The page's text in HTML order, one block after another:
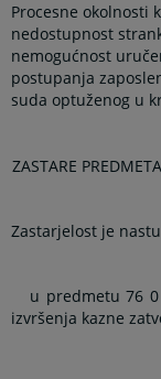
Procesne okolnosti
nedostupnost
nemogućnost
postupanja
suda optuženog u
ZASTARE PREDMETA
Zastarjelost je
u predmetu 76
izvršenja kazne